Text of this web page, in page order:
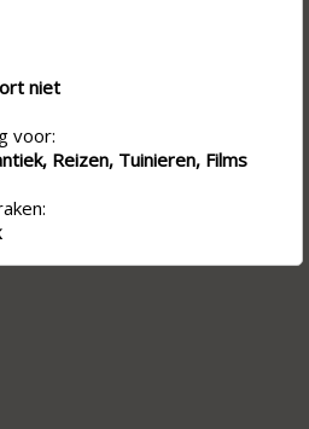
niet
voor:
Reizen, Tuinieren, Films